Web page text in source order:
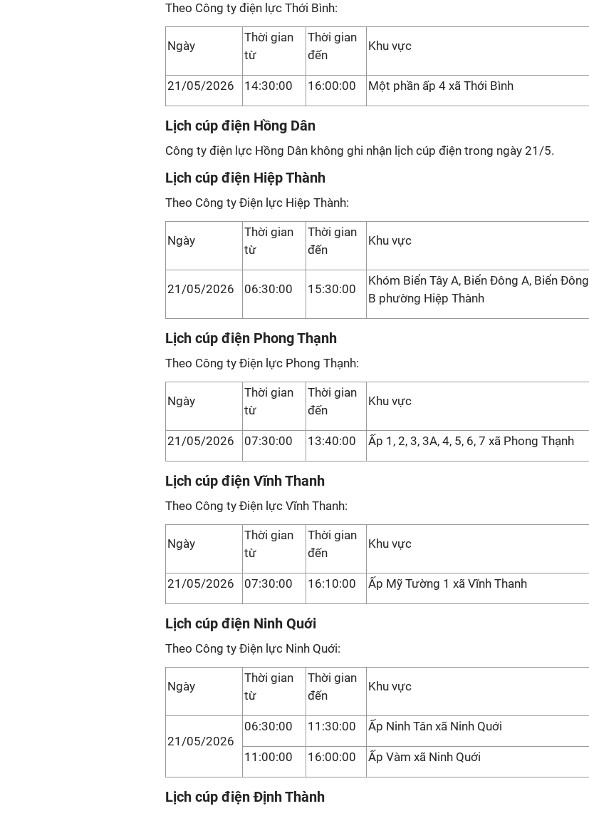
Theo Công ty điện lực Thới Bình:
Ngày
Thời gian
từ
Thời gian
đến
Khu vực
21/05/2026 14:30:00 16:00:00 Một phần ấp 4 xã Thới Bình
Lịch cúp điện Hồng Dân
Công ty điện lực Hồng Dân không ghi nhận lịch cúp điện trong ngày 21/5.
Lịch cúp điện Hiệp Thành
Theo Công ty Điện lực Hiệp Thành:
Ngày
Thời gian
từ
Thời gian
đến
Khu vực
21/05/2026 06:30:00 15:30:00
Khóm Biển Tây A, Biển Đông A, Biển Đông
B phường Hiệp Thành
Lịch cúp điện Phong Thạnh
Theo Công ty Điện lực Phong Thạnh:
Ngày
Thời gian
từ
Thời gian
đến
Khu vực
21/05/2026 07:30:00 13:40:00 Ấp 1, 2, 3, 3A, 4, 5, 6, 7 xã Phong Thạnh
Lịch cúp điện Vĩnh Thanh
Theo Công ty Điện lực Vĩnh Thanh:
Ngày
Thời gian
từ
Thời gian
đến
Khu vực
21/05/2026 07:30:00 16:10:00 Ấp Mỹ Tường 1 xã Vĩnh Thanh
Lịch cúp điện Ninh Quới
Theo Công ty Điện lực Ninh Quới:
Ngày
Thời gian
từ
Thời gian
đến
Khu vực
21/05/2026
06:30:00 11:30:00 Ấp Ninh Tân xã Ninh Quới
11:00:00 16:00:00 Ấp Vàm xã Ninh Quới
Lịch cúp điện Định Thành